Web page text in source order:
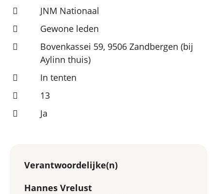
JNM Nationaal
Gewone leden
Bovenkassei 59, 9506 Zandbergen (bij
Aylinn thuis)
In tenten
13
Ja
Verantwoordelijke(n)
Hannes Vrelust